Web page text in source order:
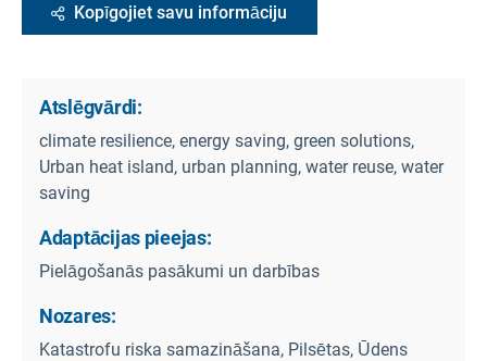
Kopīgojiet savu informāciju
Atslēgvārdi:
climate resilience, energy saving, green solutions,
Urban heat island, urban planning, water reuse, water
saving
Adaptācijas pieejas:
Pielāgošanās pasākumi un darbības
Nozares:
Katastrofu riska samazināšana, Pilsētas, Ūdens